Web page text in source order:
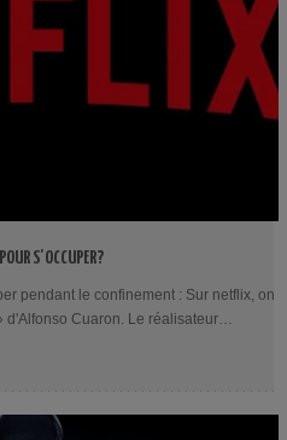
S'OCCUPER?
le confinement : Sur netflix, on
Cuaron. Le réalisateur